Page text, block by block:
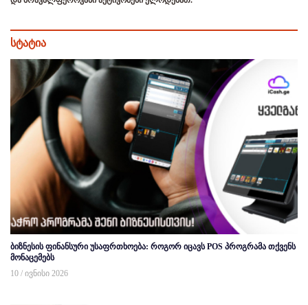
სტატია
ბიზნესის ფინანსური უსაფრთხოება: როგორ იცავს POS პროგრამა თქვენს
მონაცემებს
10 / ივნისი 2026